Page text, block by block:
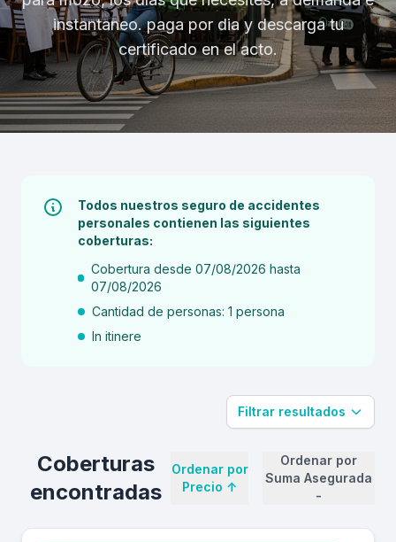
instantaneo. paga por dia y descarga tu
certificado en el acto.
Todos nuestros seguro de accidentes
personales contienen las siguientes
coberturas:
Cobertura desde 07/08/2026 hasta
07/08/2026
Cantidad de personas: 1 persona
In itinere
Filtrar resultados
Coberturas
encontradas
Ordenar por
Precio ↑
Ordenar por
Suma Asegurada
-